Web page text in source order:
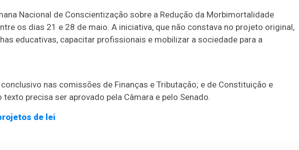
Nacional de Conscientização sobre a Redução da Morbimortalidade
os dias 21 e 28 de maio. A iniciativa, que não constava no projeto original,
educativas, capacitar profissionais e mobilizar a sociedade para a
nas comissões de Finanças e Tributação; e de Constituição e
precisa ser aprovado pela Câmara e pelo Senado.
de lei